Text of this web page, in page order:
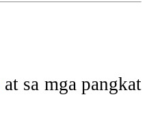
at sa mga pangkat